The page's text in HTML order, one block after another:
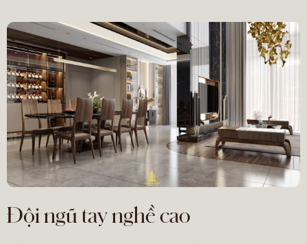
Đội ngũ tay nghề cao